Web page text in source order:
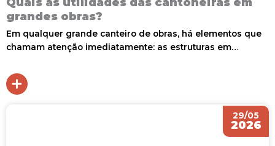
grandes obras?
Em qualquer grande canteiro de obras, há elementos que
chamam atenção imediatamente: as estruturas em…
29/05
2026